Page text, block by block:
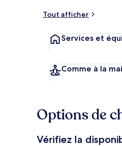
Tout afficher
Services et
Comme à la
Options de
Vérifiez la